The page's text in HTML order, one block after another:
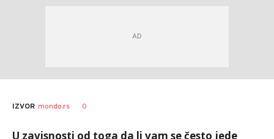
IZVOR mondo.rs 0
U zavisnosti od toga da li vam se često jede